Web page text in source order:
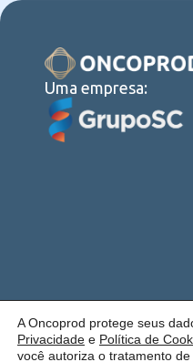
Uma empresa:
Política de
Privacidade
Cookies
LaudosRecalls
E-
A Oncoprod protege seus
Privacidade e Política de
você autoriza o tratamento